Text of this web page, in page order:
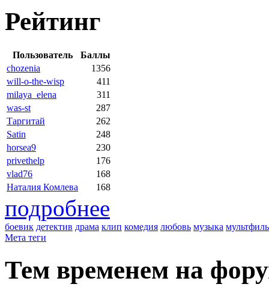
Рейтинг
Пользователь
Баллы
chozenia
1356
will-o-the-wisp
411
milaya_elena
311
was-st
287
Таргитай
262
Satin
248
horsea9
230
privethelp
176
vlad76
168
Наталия Комлева
168
подробнее
боевик детектив драма клип комедия любовь музыка
Мета теги
Тем временем на